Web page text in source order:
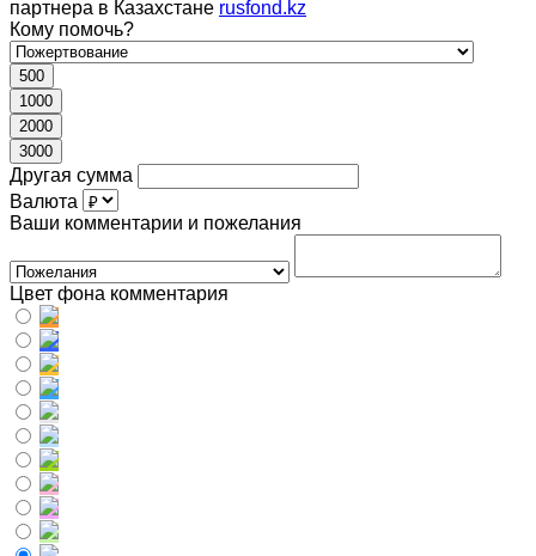
партнера в Казахстане rusfond.kz
Кому помочь?
500
1000
2000
3000
Другая сумма
Валюта
Ваши комментарии и пожелания
Цвет фона комментария